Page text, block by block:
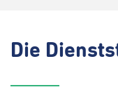
Die